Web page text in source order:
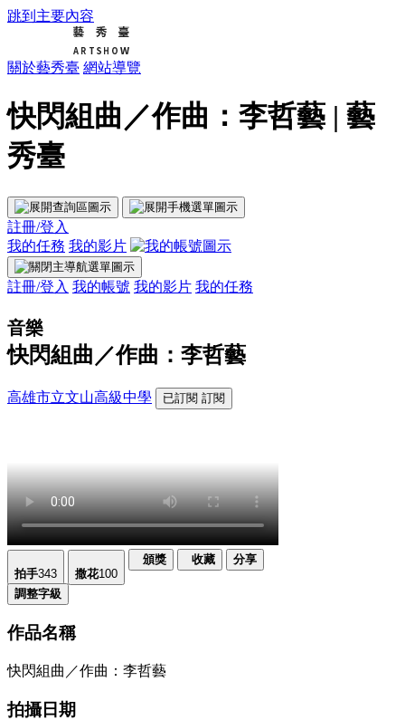
跳到主要內容
關於藝秀臺 網站導覽
快閃組曲／作曲：李哲藝 | 藝
秀臺
註冊/登入
我的任務 我的影片
註冊/登入 我的帳號 我的影片 我的任務
音樂
快閃組曲／作曲：李哲藝
高雄市立文山高級中學 已訂閱 訂閱
拍手343 撒花100
頒獎 收藏 分享
調整字級
作品名稱
快閃組曲／作曲：李哲藝
拍攝日期